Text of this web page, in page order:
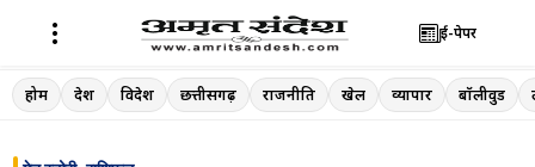
Skip
to
ई-पेपर
होम देश विदेश छत्तीसगढ़ राजनीति खेल व्यापार बॉलीवुड